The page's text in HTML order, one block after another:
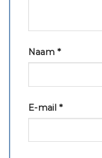
Naam *
E-mail *